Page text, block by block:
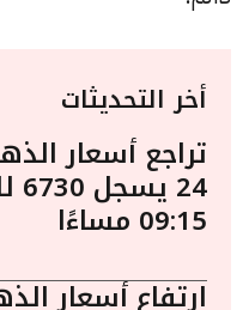
أخر التحديثات
تراجع أسعار
09:15 مساءًا
ارتفاع أسعار